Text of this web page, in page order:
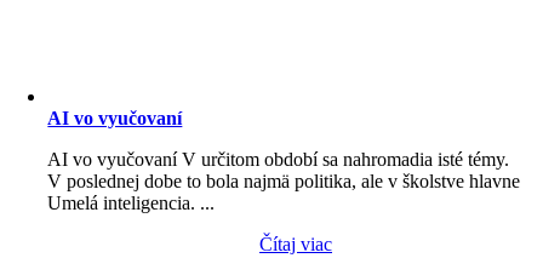
AI vo vyučovaní
AI vo vyučovaní V určitom období sa nahromadia isté témy.
V poslednej dobe to bola najmä politika, ale v školstve hlavne
Umelá inteligencia. ...
Čítaj viac